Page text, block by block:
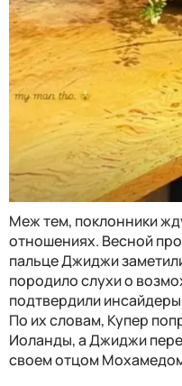
Меж тем, поклонники
отношениях. Весной
пальце Джиджи
породило слухи о
подтвердили
По их словам, Купер
Иоланды, а Джиджи
своем отцом